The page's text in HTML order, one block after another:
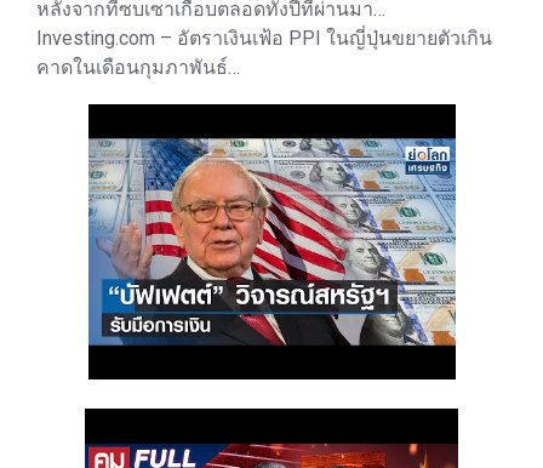
หลังจากที่ซบเซาเกือบตลอดทั้งปีที่ผ่านมา…
Investing.com – อัตราเงินเฟ้อ PPI ในญี่ปุ่นขยายตัวเกิน
คาดในเดือนกุมภาพันธ์…